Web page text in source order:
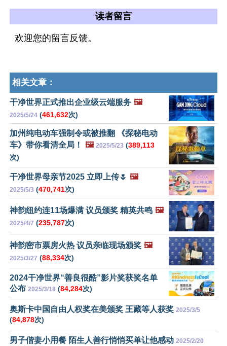
读者留言
欢迎您的留言反馈。
相关文章：
干净世界正式推出企业级云端服务 🖼️
2025/5/24 (461,632次)
加州纯电动车强制令或被推翻 《探秘电动
车》带你看清全局！
🖼️ 2025/5/23 (389,113
次)
干净世界母亲节2025 立即上传🌷 🖼️
2025/5/3 (470,741次)
神韵纽约连11场爆满 议员颁奖 精英共鸣 🖼️
2025/4/7 (235,787次)
神韵密市票房火热 议员亲临现场颁奖 🖼️
2025/3/27 (88,334次)
2024干净世界“善良很酷”影片奖获奖名单
公布 2025/3/18 (84,284次)
奥斯卡中国自由人权奖在美颁奖 王藏等人获奖 2025/3/5
(84,878次)
男子偕妻小用餐 陌生人善行悄悄买单让他感动 2025/2/20